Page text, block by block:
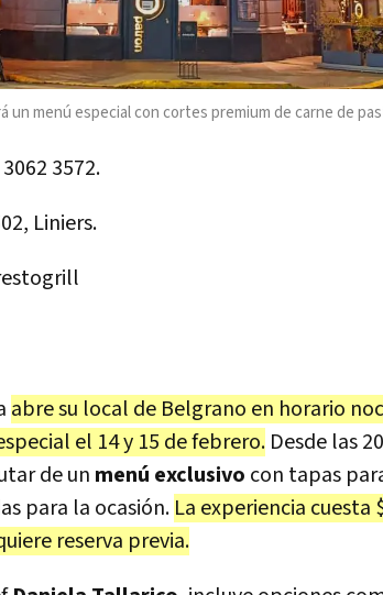
un menú especial con cortes premium de carne de
3572.
Liniers.
abre su local de Belgrano en horario
el 14 y 15 de febrero. Desde las
de un menú exclusivo con tapas
para la ocasión. La experiencia cuesta
reserva previa.